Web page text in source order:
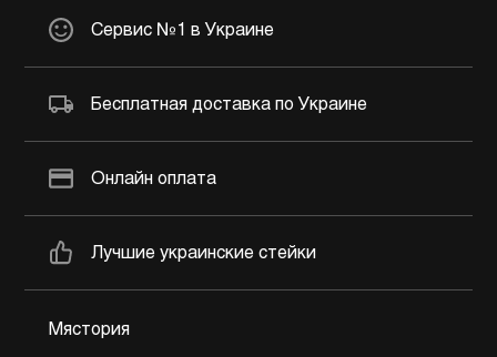
Сервис №1 в Украине
Бесплатная доставка по Украине
Онлайн оплата
Лучшие украинские стейки
Мястория